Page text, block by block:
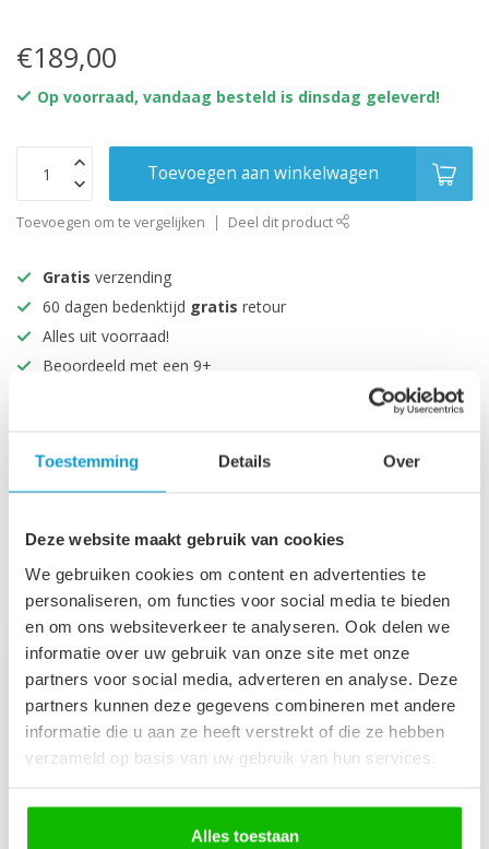
Toestemming Details Over
Deze website maakt gebruik van cookies
We gebruiken cookies om content en advertenties te
personaliseren, om functies voor social media te bieden
en om ons websiteverkeer te analyseren. Ook delen we
informatie over uw gebruik van onze site met onze
partners voor social media, adverteren en analyse. Deze
partners kunnen deze gegevens combineren met andere
informatie die u aan ze heeft verstrekt of die ze hebben
verzameld op basis van uw gebruik van hun services.
Alles toestaan
€189,00
Op voorraad, vandaag besteld is dinsdag geleverd!
Toevoegen aan winkelwagen
Toevoegen om te vergelijken Deel dit product
Gratis verzending
60 dagen bedenktijd gratis retour
Alles uit voorraad!
Beoordeeld met een 9+
Specificaties
Recent bekeken